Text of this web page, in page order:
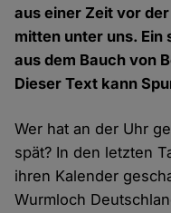
aus einer Zeit vor
mitten unter uns.
aus dem Bauch von
Dieser Text kann
Wer hat an der Uhr
spät? In den letzten
ihren Kalender
Wurmloch